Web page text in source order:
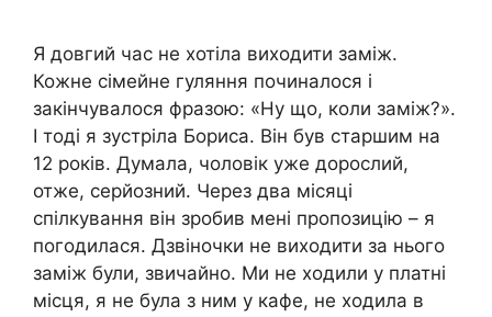
Я довгий час не хотіла виходити заміж.
Кожне сімейне гуляння починалося і
закінчувалося фразою: «Ну що, коли заміж?».
І тоді я зустріла Бориса. Він був старшим на
12 років. Думала, чоловік уже дорослий,
отже, серйозний. Через два місяці
спілкування він зробив мені пропозицію – я
погодилася. Дзвіночки не виходити за нього
заміж були, звичайно. Ми не ходили у платні
місця, я не була з ним у кафе, не ходила в